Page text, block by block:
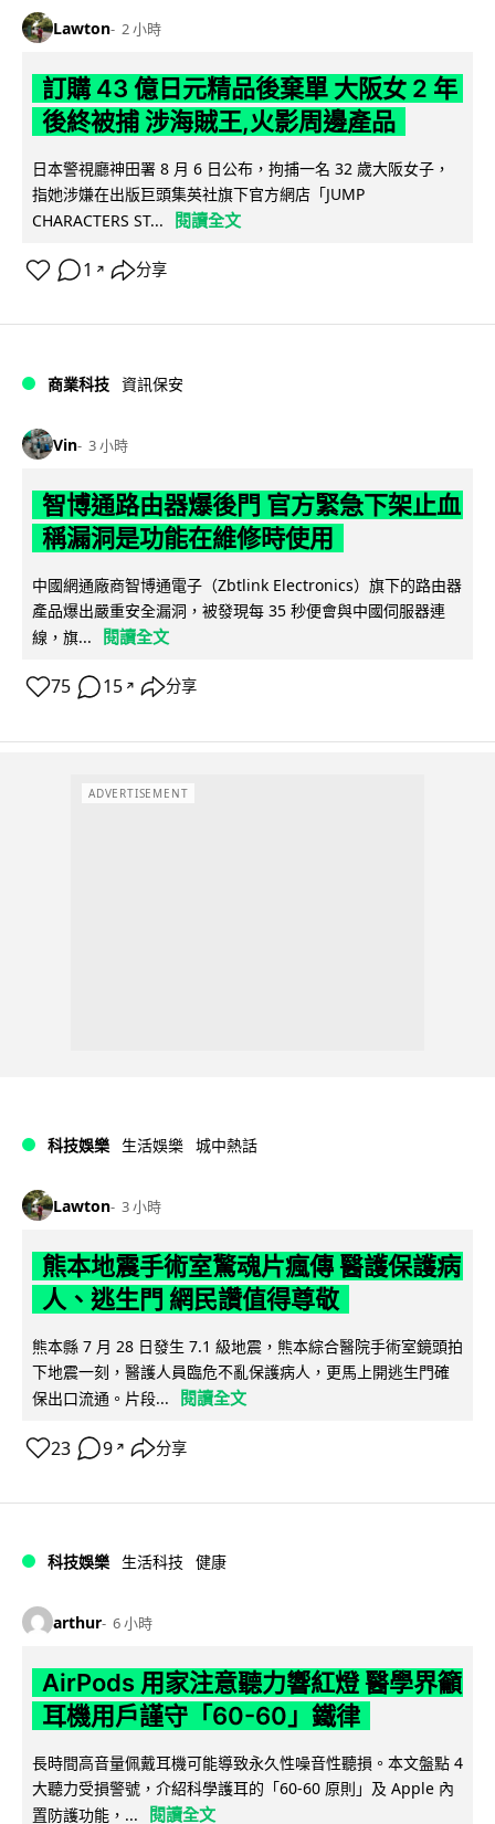
Lawton 2 小時
訂購 43 億日元精品後棄單 大阪女 2 年
後終被捕 涉海賊王,火影周邊產品
日本警視廳神田署 8 月 6 日公布，拘捕一名 32 歲大阪女子，
指她涉嫌在出版巨頭集英社旗下官方網店「JUMP
CHARACTERS ST...
閱讀全文
1 ↗ 分享
商業科技 資訊保安
Vin 3 小時
智博通路由器爆後門 官方緊急下架止血
稱漏洞是功能在維修時使用
中國網通廠商智博通電子（Zbtlink Electronics）旗下的路由器
產品爆出嚴重安全漏洞，被發現每 35 秒便會與中國伺服器連
線，旗...
閱讀全文
75 15 ↗ 分享
ADVERTISEMENT
科技娛樂 生活娛樂 城中熱話
Lawton 3 小時
熊本地震手術室驚魂片瘋傳 醫護保護病
人、逃生門 網民讚值得尊敬
熊本縣 7 月 28 日發生 7.1 級地震，熊本綜合醫院手術室鏡頭拍
下地震一刻，醫護人員臨危不亂保護病人，更馬上開逃生門確
保出口流通。片段...
閱讀全文
23 9 ↗ 分享
科技娛樂 生活科技 健康
arthur 6 小時
AirPods 用家注意聽力響紅燈 醫學界籲
耳機用戶謹守「60-60」鐵律
長時間高音量佩戴耳機可能導致永久性噪音性聽損。本文盤點 4
大聽力受損警號，介紹科學護耳的「60-60 原則」及 Apple 內
置防護功能，...
閱讀全文